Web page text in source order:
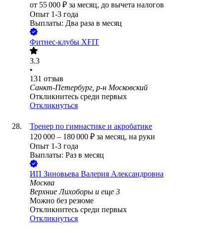
от 55 000 ₽ за месяц, до вычета налогов
Опыт 1-3 года
Выплаты: Два раза в месяц
Фитнес-клубы XFIT
3.3
•
131 отзыв
Санкт-Петербург, р-н Московский
Откликнитесь среди первых
Откликнуться
Тренер по гимнастике и акробатике
120 000 – 180 000 ₽ за месяц, на руки
Опыт 1-3 года
Выплаты: Раз в месяц
ИП Зиновьева Валерия Александровна
Москва
Верхние Лихоборы и еще 3
Можно без резюме
Откликнитесь среди первых
Откликнуться